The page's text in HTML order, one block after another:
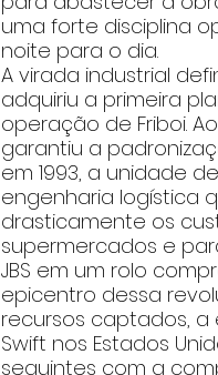
uma forte disciplina
noite para o dia.
A virada industrial
adquiriu a primeira
operação de Friboi.
garantiu a
em 1993, a unidade
engenharia logística
drasticamente os
supermercados e
JBS em um rolo
epicentro dessa
recursos captados, a
Swift nos Estados
seguintes com a